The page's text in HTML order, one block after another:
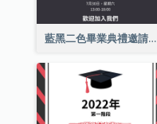
藍黑二色畢業典禮邀請函